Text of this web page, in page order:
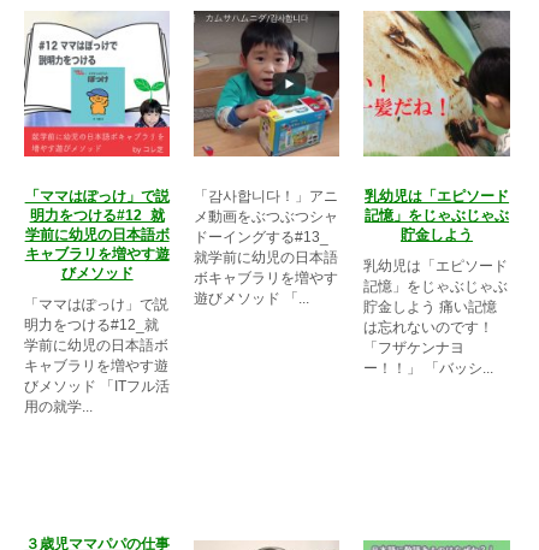
「ママはぽっけ」で説
明力をつける#12_就
学前に幼児の日本語ボ
キャブラリを増やす遊
びメソッド
「ママはぽっけ」で説
明力をつける#12_就
学前に幼児の日本語ボ
キャブラリを増やす遊
びメソッド 「ITフル活
用の就学...
「감사합니다！」アニ
メ動画をぶつぶつシャ
ドーイングする#13_
就学前に幼児の日本語
ボキャブラリを増やす
遊びメソッド 「...
乳幼児は「エピソード
記憶」をじゃぶじゃぶ
貯金しよう
乳幼児は「エピソード
記憶」をじゃぶじゃぶ
貯金しよう 痛い記憶
は忘れないのです！
「フザケンナヨ
ー！！」 「バッシ...
３歳児ママパパの仕事